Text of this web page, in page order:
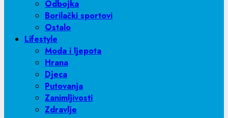
Odbojka
Borilački sportovi
Ostalo
Lifestyle
Moda i ljepota
Hrana
Djeca
Putovanja
Zanimljivosti
Zdravlje